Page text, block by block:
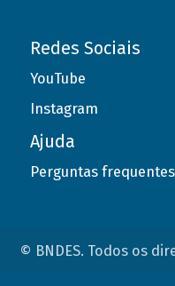
Redes Sociais
YouTube
Instagram
Ajuda
Perguntas frequentes
© BNDES. Todos os